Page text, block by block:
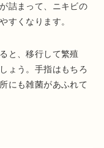
詰まって、ニキビの
すくなります。
と、移行して繁殖
ょう。手指はもちろ
にも雑菌があふれて